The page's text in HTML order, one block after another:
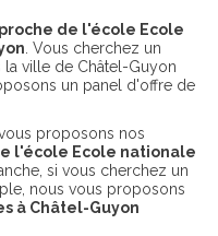
de l'école Ecole
. Vous cherchez un
ville de Châtel-Guyon
un panel d'offre de
proposons nos
l'école Ecole nationale
si vous cherchez un
nous vous proposons
à Châtel-Guyon